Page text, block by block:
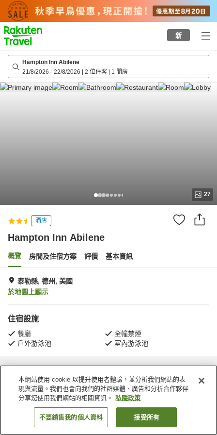
to
top
page
新
Hampton Inn Abilene
21/8/2026 - 22/8/2026 | 2 位住客 | 1 間房
27
酒店
Hampton Inn Abilene
概覽 房間及住宿方案 評價 基本資訊
泰勒縣, 德州, 美國
於地圖上顯示
住宿設施
餐廳
全幢禁煙
戶外游泳池
室內游泳池
主頁 美國 德州 泰勒縣 Hampton Inn Abilene
找客房
本網站使用 cookie 以提升使用者體驗，並分析我們網站的表
現與流量。我們也會向我們的社群媒體、廣告和分析合作夥伴
分享您使用我們網站的相關資訊。
私隱政策
不要銷售我的個人資料 接受所有